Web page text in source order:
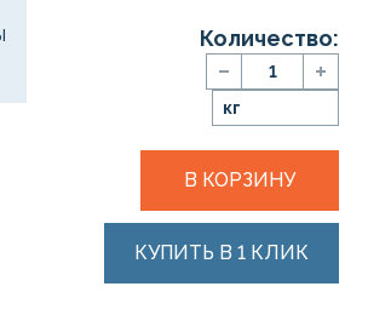
Количество:
кг
В КОРЗИНУ
КУПИТЬ В 1 КЛИК